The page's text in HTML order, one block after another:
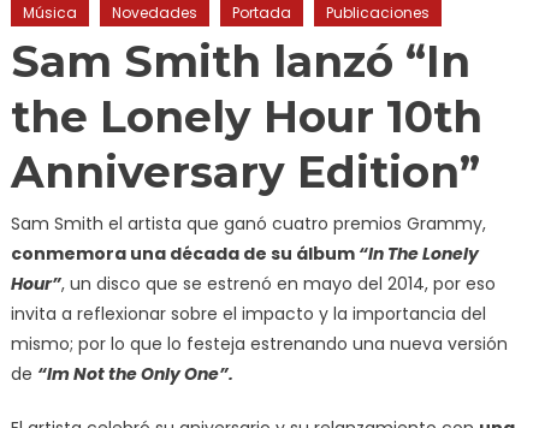
Música Novedades Portada Publicaciones
Sam Smith lanzó “In
the Lonely Hour 10th
Anniversary Edition”
Sam Smith el artista que ganó cuatro premios Grammy,
conmemora una década de su álbum “In The Lonely
Hour”, un disco que se estrenó en mayo del 2014, por eso
invita a reflexionar sobre el impacto y la importancia del
mismo; por lo que lo festeja estrenando una nueva versión
de “Im Not the Only One”.